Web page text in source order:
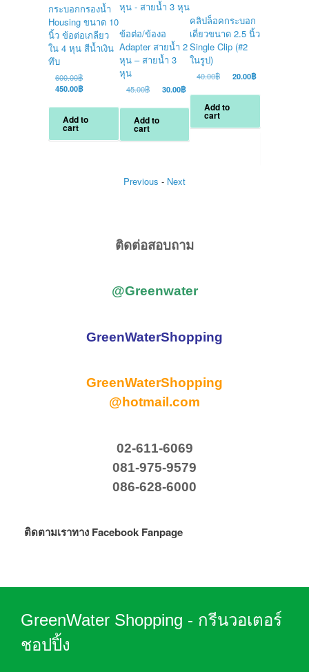
กระบอกกรองน้ำ
Housing ขนาด 10
นิ้ว ข้อต่อเกลียว
ใน 4 หุน สีน้ำเงิน
ทึบ
600.00฿
600.00฿.
450.00฿
is:
450.00฿.
Add to
cart
ข้อต่อ/ข้องอ
Adapter สายน้ำ 2
หุน – สายน้ำ 3
หุน
45.00฿
Original
was:
45.00฿.
30.00฿
price
is:
30.00฿.
Add to
cart
คลิปล็อคกระบอก
เดี่ยวขนาด 2.5 นิ้ว
Single Clip (#2
ในรูป)
40.00฿
Original
was:
40.00฿.
20.00฿
is:
Add to
cart
Previous - Next
ติดต่อสอบถาม
@Greenwater
GreenWaterShopping
GreenWaterShopping
@hotmail.com
02-611-6069
081-975-9579
086-628-6000
ติดตามเราทาง Facebook Fanpage
GreenWater Shopping - กรีนวอเตอร์
ชอปปิ้ง